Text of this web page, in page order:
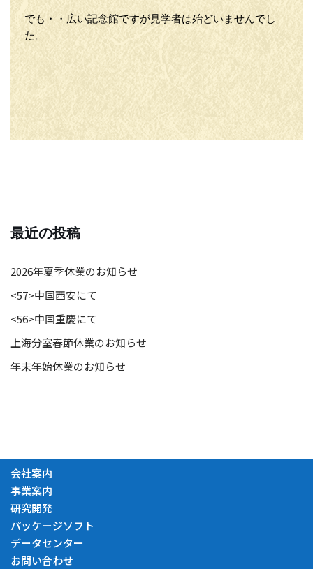
でも・・広い記念館ですが見学者は殆どいませんでし
た。
最近の投稿
2026年夏季休業のお知らせ
<57>中国西安にて
<56>中国重慶にて
上海分室春節休業のお知らせ
年末年始休業のお知らせ
会社案内
事業案内
研究開発
パッケージソフト
データセンター
お問い合わせ